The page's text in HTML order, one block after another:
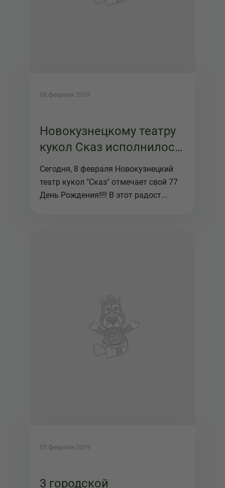
08 февраля 2019
Новокузнецкому театру
кукол Сказ исполнилось
77 лет!
Сегодня, 8 февраля Новокузнецкий
театр кукол "Сказ" отмечает свой 77
День Рождения!!!! В этот радост...
05 февраля 2019
3 городской